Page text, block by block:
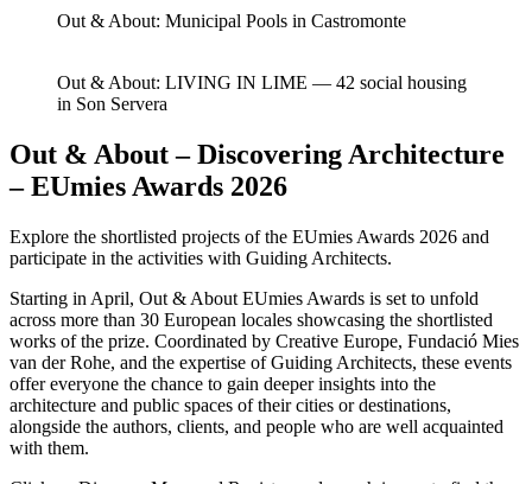
Out & About: Municipal Pools in Castromonte
Out & About: LIVING IN LIME — 42 social housing
in Son Servera
Out & About – Discovering Architecture
– EUmies Awards 2026
Explore the shortlisted projects of the EUmies Awards 2026 and
participate in the activities with Guiding Architects.
Starting in April, Out & About EUmies Awards is set to unfold
across more than 30 European locales showcasing the shortlisted
works of the prize. Coordinated by Creative Europe, Fundació Mies
van der Rohe, and the expertise of Guiding Architects, these events
offer everyone the chance to gain deeper insights into the
architecture and public spaces of their cities or destinations,
alongside the authors, clients, and people who are well acquainted
with them.